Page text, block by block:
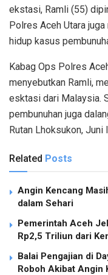
ekstasi, Ramli (55)
Polres Aceh Utara
hidup kasus
Kabag Ops Polres
menyebutkan Ramli,
esktasi dari Malaysia.
pembunuhan juga
Rutan Lhoksukon, Juni
Related Posts
Angin Kencang
dalam Sehari
Pemerintah Aceh
Rp2,5 Triliun dari
Balai Pengajian di
Roboh Akibat Angin